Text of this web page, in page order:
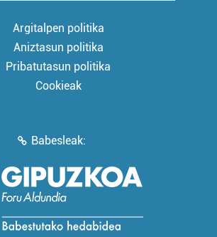
Argitalpen politika
Aniztasun politika
Pribatutasun politika
Cookieak
Babesleak: